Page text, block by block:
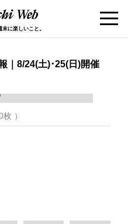
に楽しいこと。
｜8/24(土)･25(日)開催
枚 ）